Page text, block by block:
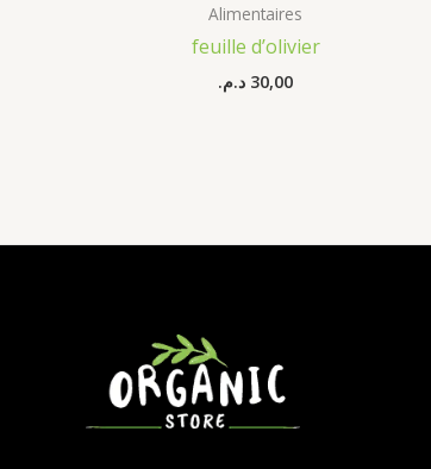
Alimentaires
feuille d’olivier
30,00 د.م.